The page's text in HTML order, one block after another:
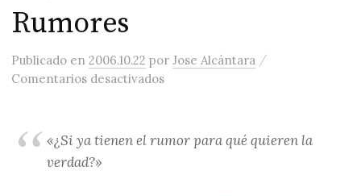
Rumores
Publicado en2006.10.22 porJose Alcántara /
Comentarios desactivadosen Rumores
«¿Si ya tienen el rumor para qué quieren la
verdad?»